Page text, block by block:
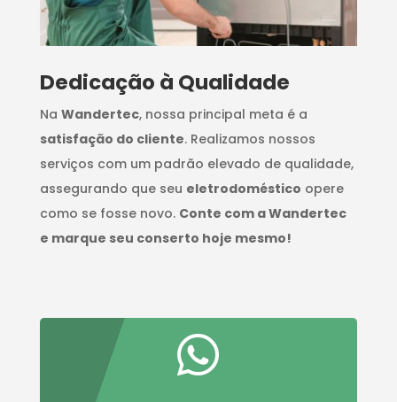
Dedicação à Qualidade
Na Wandertec, nossa principal meta é a
satisfação do cliente. Realizamos nossos
serviços com um padrão elevado de qualidade,
assegurando que seu eletrodoméstico opere
como se fosse novo. Conte com a Wandertec
e marque seu conserto hoje mesmo!
